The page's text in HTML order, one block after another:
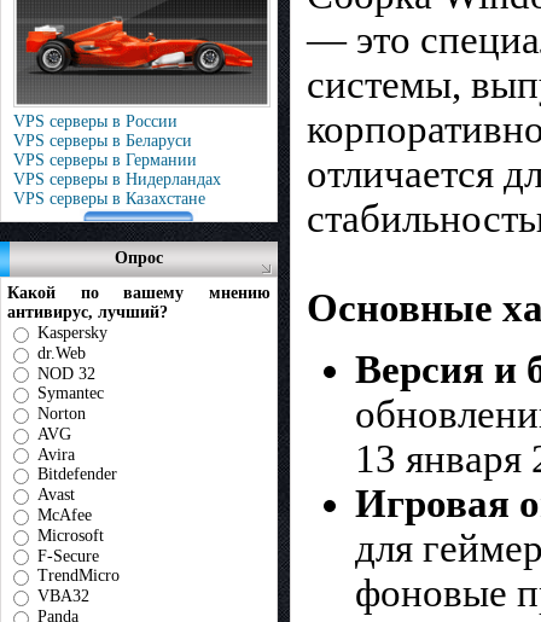
VPS серверы в России
VPS серверы в Беларуси
VPS серверы в Германии
VPS серверы в Нидерландах
VPS серверы в Казахстане
Опрос
Какой по вашему мнению
антивирус, лучший?
Kaspersky
dr.Web
NOD 32
Symantec
Norton
AVG
Avira
Bitdefender
Avast
McAfee
Microsoft
F-Secure
TrendMicro
VBA32
Panda
— это
системы,
отличается
Основные
Версия и
13 января
Игровая
для
фоновые